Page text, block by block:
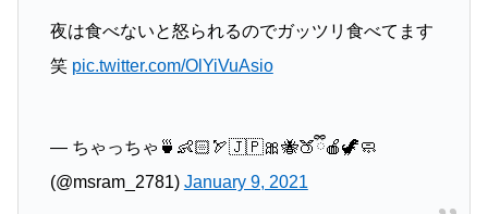
夜は食べないと怒られるのでガッツリ食べてます
笑 pic.twitter.com/OlYiVuAsio
— ちゃっちゃ🍵👶🏻🏹🇯🇵🎀🐝🍑ྀི🍎🦖🧼
(@msram_2781) January 9, 2021